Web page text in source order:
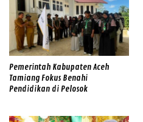
Pemerintah Kabupaten Aceh
Tamiang Fokus Benahi
Pendidikan di Pelosok